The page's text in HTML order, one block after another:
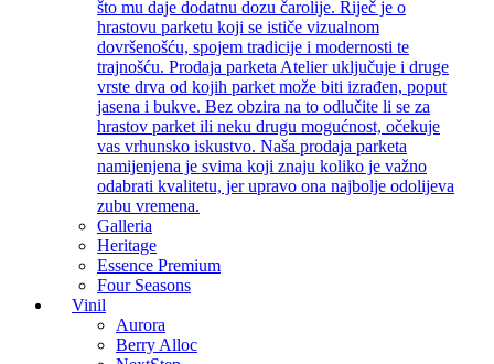
što mu daje dodatnu dozu čarolije. Riječ je o
hrastovu parketu koji se ističe vizualnom
dovršenošću, spojem tradicije i modernosti te
trajnošću. Prodaja parketa Atelier uključuje i druge
vrste drva od kojih parket može biti izrađen, poput
jasena i bukve. Bez obzira na to odlučite li se za
hrastov parket ili neku drugu mogućnost, očekuje
vas vrhunsko iskustvo. Naša prodaja parketa
namijenjena je svima koji znaju koliko je važno
odabrati kvalitetu, jer upravo ona najbolje odolijeva
zubu vremena.
Galleria
Heritage
Essence Premium
Four Seasons
Vinil
Aurora
Berry Alloc